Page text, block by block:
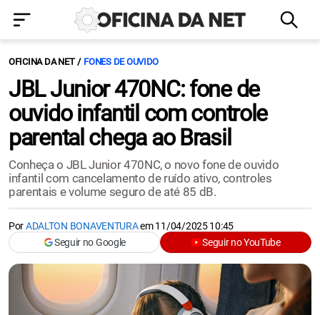
OFICINA DA NET FONES DE OUVIDO
JBL Junior 470NC: fone de
ouvido infantil com controle
parental chega ao Brasil
Conheça o JBL Junior 470NC, o novo fone de ouvido
infantil com cancelamento de ruído ativo, controles
parentais e volume seguro de até 85 dB.
PorADALTON BONAVENTURAem11/04/2025 10:45
Seguir no Google
Seguir no YouTube